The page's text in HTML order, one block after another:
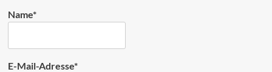
Name*
E-Mail-Adresse*